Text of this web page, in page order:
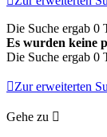
Die Suche ergab 0
Es wurden keine
Die Suche ergab 0
Zur erweiterten
Gehe zu